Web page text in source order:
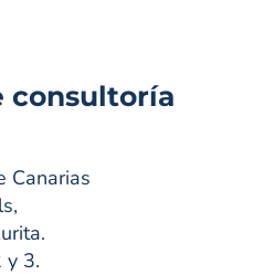
consultoría
Canarias
y 3.